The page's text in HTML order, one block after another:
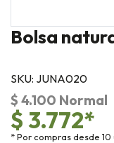
Bolsa
SKU: JUNA020
$ 4.100 Normal
$ 3.772*
* Por compras desde